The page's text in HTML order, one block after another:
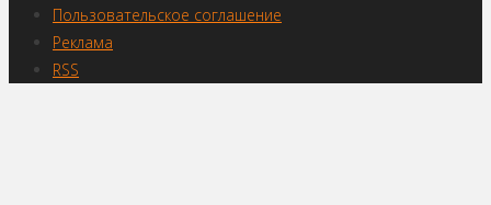
Пользовательское соглашение
Реклама
RSS